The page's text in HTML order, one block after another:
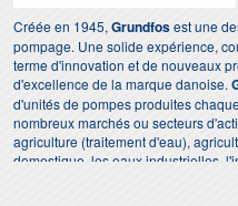
Créée en 1945, Grundfosest une
pompage. Une solide expérience,
terme d'innovation et de nouveaux
d'excellence de la marque danoise.
d'unités de pompes produites
nombreux marchés ou secteurs
agriculture (traitement d'eau),
domestique, les eaux industrielles,
commercial et tertiaire, les